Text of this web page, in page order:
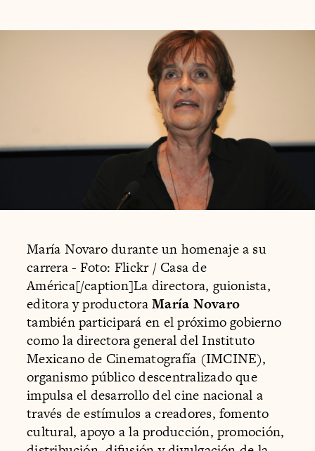
María Novaro durante un homenaje a su
carrera - Foto: Flickr / Casa de
América[/caption]La directora, guionista,
editora y productoraMaría Novaro
también participará en el próximo gobierno
como la directora general del Instituto
Mexicano de Cinematografía (IMCINE),
organismo público descentralizado que
impulsa el desarrollo del cine nacional a
través de estímulos a creadores, fomento
cultural, apoyo a la producción, promoción,